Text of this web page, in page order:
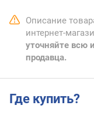
Описание
интернет-
уточняйте всю
продавца.
Где купить?